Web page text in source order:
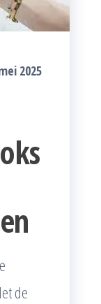
2025
de